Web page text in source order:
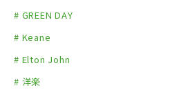
# GREEN DAY
# Keane
# Elton John
# 洋楽